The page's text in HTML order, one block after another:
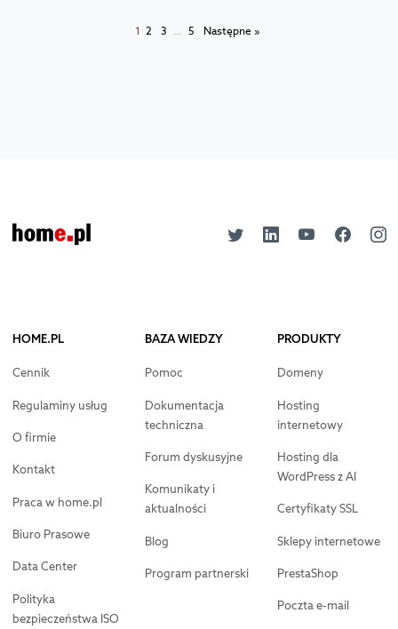
1 2 3 … 5 Następne »
HOME.PL
Cennik
Regulaminy usług
O firmie
Kontakt
Praca w home.pl
Biuro Prasowe
Data Center
Polityka
bezpieczeństwa ISO
BAZA WIEDZY
Pomoc
Dokumentacja
techniczna
Forum dyskusyjne
Komunikaty i
aktualności
Blog
Program partnerski
PRODUKTY
Domeny
Hosting
internetowy
Hosting dla
WordPress z AI
Certyfikaty SSL
Sklepy internetowe
PrestaShop
Poczta e-mail